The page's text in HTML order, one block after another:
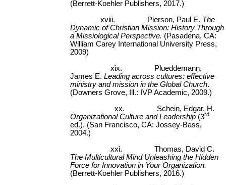
(Berrett-Koehler Publishers, 2017.)
xviii.
Pierson, Paul E. The
Dynamic of Christian Mission: History Through
a Missiological Perspective. (Pasadena, CA:
William Carey International University Press,
2009)
xix.
Plueddemann,
James E.Leading across cultures: effective
ministry and mission in the Global Church.
(Downers Grove, Ill.: IVP Academic, 2009.)
xx. Schein, Edgar. H.
Organizational Culture and Leadership (3rd
ed.). (San Francisco, CA: Jossey-Bass,
2004.)
xxi.Thomas, David C.
The Multicultural Mind Unleashing the Hidden
Force for Innovation in Your Organization.
(Berrett-Koehler Publishers, 2016.)